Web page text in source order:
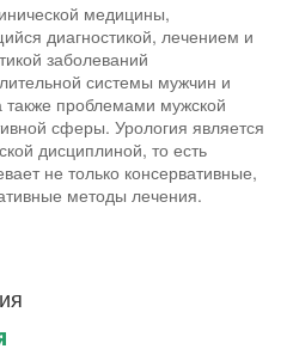
медицины,
диагностикой, лечением и
заболеваний
системы мужчин и
проблемами мужской
сферы. Урология является
дисциплиной, то есть
не только консервативные,
методы лечения.